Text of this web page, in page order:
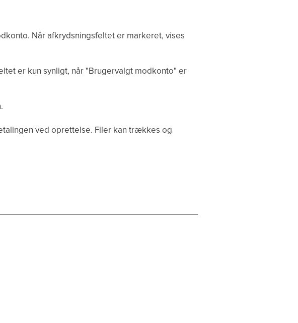
Når afkrydsningsfeltet er markeret, vises
er kun synligt, når "Brugervalgt modkonto" er
ved oprettelse. Filer kan trækkes og